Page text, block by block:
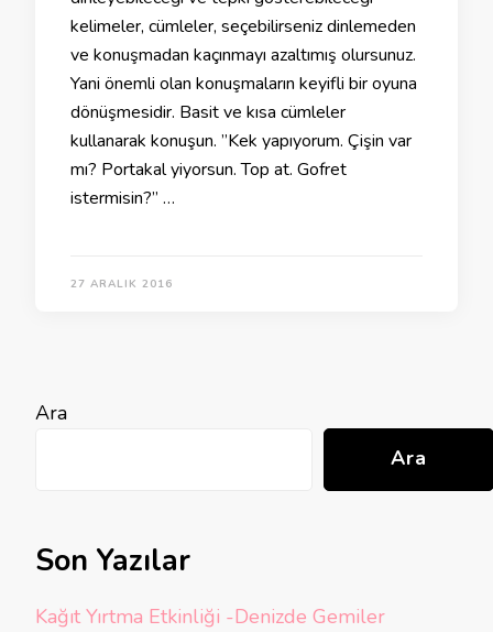
kelimeler, cümleler, seçebilirseniz dinlemeden
ve konuşmadan kaçınmayı azaltımış olursunuz.
Yani önemli olan konuşmaların keyifli bir oyuna
dönüşmesidir. Basit ve kısa cümleler
kullanarak konuşun. ”Kek yapıyorum. Çişin var
mı? Portakal yiyorsun. Top at. Gofret
istermisin?” …
27 ARALIK 2016
Ara
Ara
Son Yazılar
Kağıt Yırtma Etkinliği -Denizde Gemiler